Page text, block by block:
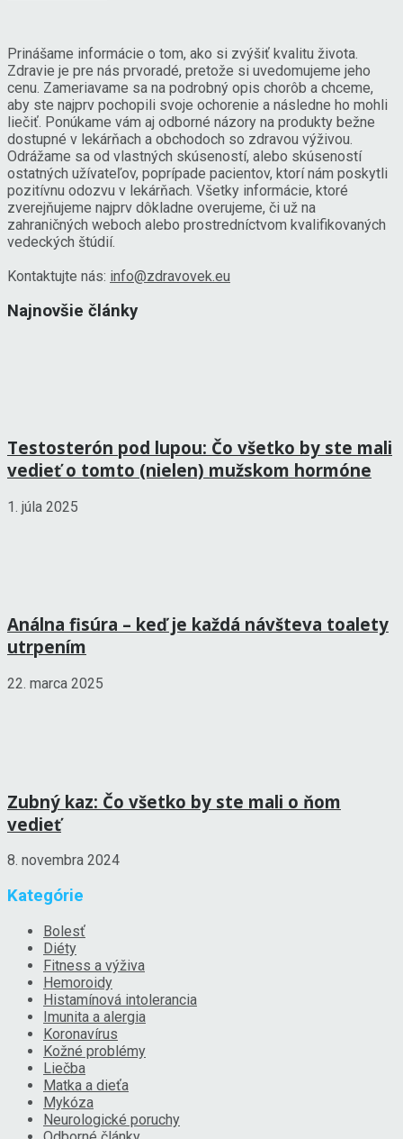
Prinášame informácie o tom, ako si zvýšiť kvalitu života.
Zdravie je pre nás prvoradé, pretože si uvedomujeme jeho
cenu. Zameriavame sa na podrobný opis chorôb a chceme,
aby ste najprv pochopili svoje ochorenie a následne ho mohli
liečiť. Ponúkame vám aj odborné názory na produkty bežne
dostupné v lekárňach a obchodoch so zdravou výživou.
Odrážame sa od vlastných skúseností, alebo skúseností
ostatných užívateľov, poprípade pacientov, ktorí nám poskytli
pozitívnu odozvu v lekárňach. Všetky informácie, ktoré
zverejňujeme najprv dôkladne overujeme, či už na
zahraničných weboch alebo prostredníctvom kvalifikovaných
vedeckých štúdií.
Kontaktujte nás: info@zdravovek.eu
Najnovšie články
Testosterón pod lupou: Čo všetko by ste mali
vedieť o tomto (nielen) mužskom hormóne
1. júla 2025
Análna fisúra – keď je každá návšteva toalety
utrpením
22. marca 2025
Zubný kaz: Čo všetko by ste mali o ňom
vedieť
8. novembra 2024
Kategórie
Bolesť
Diéty
Fitness a výživa
Hemoroidy
Histamínová intolerancia
Imunita a alergia
Koronavírus
Kožné problémy
Liečba
Matka a dieťa
Mykóza
Neurologické poruchy